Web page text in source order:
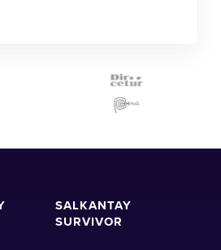
SALKANTAY
SURVIVOR